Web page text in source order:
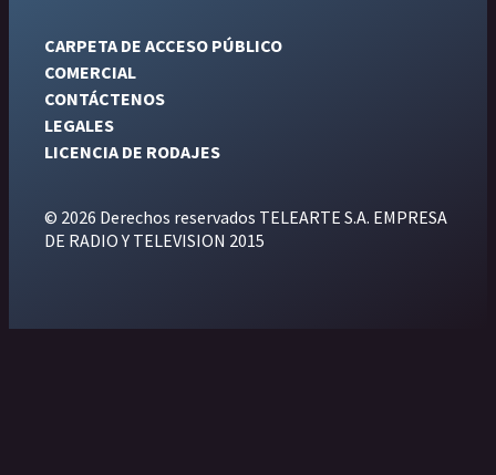
CARPETA DE ACCESO PÚBLICO
COMERCIAL
CONTÁCTENOS
LEGALES
LICENCIA DE RODAJES
© 2026 Derechos reservados TELEARTE S.A. EMPRESA
DE RADIO Y TELEVISION 2015